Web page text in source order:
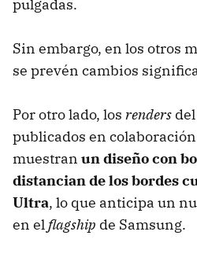
pulgadas.
Sin embargo, en los otros
se prevén cambios
Por otro lado, los renders
publicados en
muestran un diseño con
distancian de los bordes
Ultra, lo que anticipa un
en elflagship de Samsung.